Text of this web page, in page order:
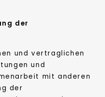
der
und vertraglichen
und
mit anderen
der